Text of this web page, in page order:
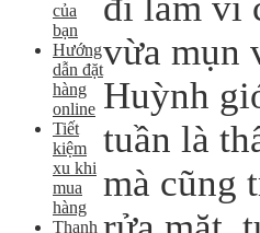
của
bạn
Hướng
dẫn đặt
hàng
online
Tiết
kiệm
xu khi
mua
hàng
Thanh
đi làm vì
vừa mụn
Huỳnh
tuần là
mà cũng